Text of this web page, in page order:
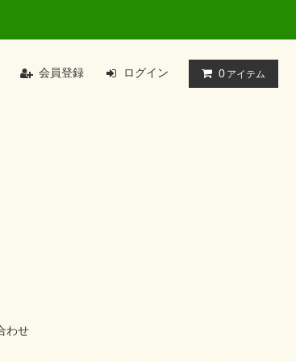
会員登録 ログイン 0 アイテム
わせ